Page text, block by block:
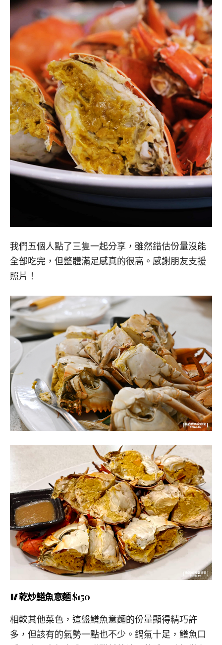
我們五個人點了三隻一起分享，雖然錯估份量沒能
全部吃完，但整體滿足感真的很高。感謝朋友支援
照片！
🥢乾炒鱔魚意麵 $150
相較其他菜色，這盤鱔魚意麵的份量顯得精巧許
多，但該有的氣勢一點也不少。鍋氣十足，鱔魚口